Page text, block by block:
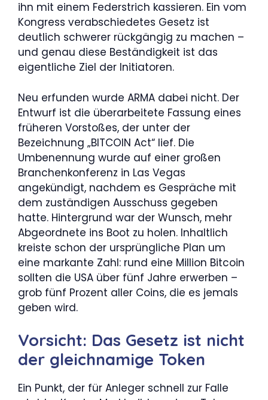
ihn mit einem Federstrich kassieren. Ein vom
Kongress verabschiedetes Gesetz ist
deutlich schwerer rückgängig zu machen –
und genau diese Beständigkeit ist das
eigentliche Ziel der Initiatoren.
Neu erfunden wurde ARMA dabei nicht. Der
Entwurf ist die überarbeitete Fassung eines
früheren Vorstoßes, der unter der
Bezeichnung „BITCOIN Act“ lief. Die
Umbenennung wurde auf einer großen
Branchenkonferenz in Las Vegas
angekündigt, nachdem es Gespräche mit
dem zuständigen Ausschuss gegeben
hatte. Hintergrund war der Wunsch, mehr
Abgeordnete ins Boot zu holen. Inhaltlich
kreiste schon der ursprüngliche Plan um
eine markante Zahl: rund eine Million Bitcoin
sollten die USA über fünf Jahre erwerben –
grob fünf Prozent aller Coins, die es jemals
geben wird.
Vorsicht: Das Gesetz ist nicht
der gleichnamige Token
Ein Punkt, der für Anleger schnell zur Falle